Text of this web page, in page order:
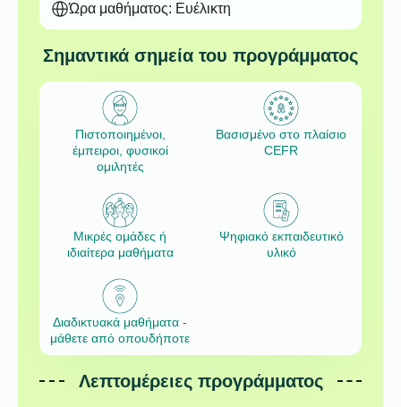
Ώρα μαθήματος: Ευέλικτη
Σημαντικά σημεία του προγράμματος
Πιστοποιημένοι,
έμπειροι, φυσικοί
ομιλητές
Βασισμένο στο πλαίσιο
CEFR
Μικρές ομάδες ή
ιδιαίτερα μαθήματα
Ψηφιακό εκπαιδευτικό
υλικό
Διαδικτυακά μαθήματα -
μάθετε από οπουδήποτε
Λεπτομέρειες προγράμματος